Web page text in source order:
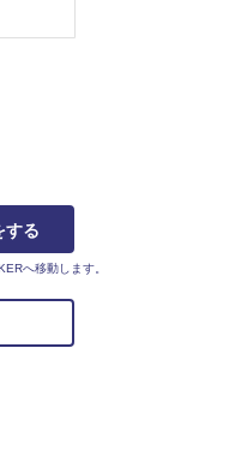
する
へ移動します。